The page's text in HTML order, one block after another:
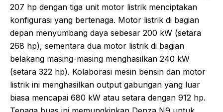
207 hp dengan tiga unit motor listrik menciptakan
konfigurasi yang bertenaga. Motor listrik di bagian
depan menyumbang daya sebesar 200 kW (setara
268 hp), sementara dua motor listrik di bagian
belakang masing-masing menghasilkan 240 kW
(setara 322 hp). Kolaborasi mesin bensin dan motor
listrik ini menghasilkan output gabungan yang luar
biasa mencapai 680 kW atau setara dengan 912 hp.